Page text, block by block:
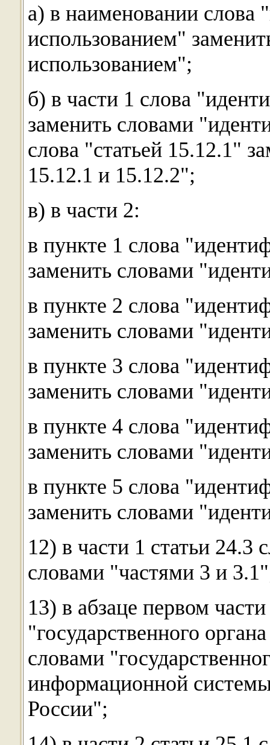
а) в наименовании слова
использованием"
использованием";
б) в части 1 слова
заменить словами
слова "статьей 15.12.1"
15.12.1 и 15.12.2";
в) в части 2:
в пункте 1 слова
заменить словами
в пункте 2 слова
заменить словами
в пункте 3 слова
заменить словами
в пункте 4 слова
заменить словами
в пункте 5 слова
заменить словами
12) в части 1 статьи 24.3
словами "частями 3 и
13) в абзаце первом
"государственного
словами
информационной
России";